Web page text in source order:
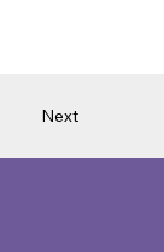
Next